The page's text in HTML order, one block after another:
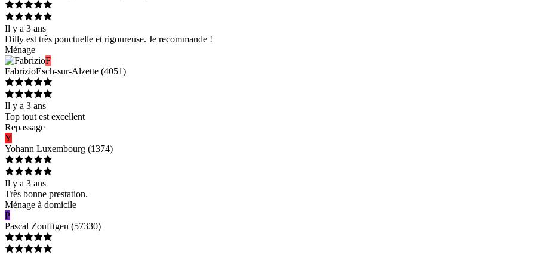
Il y a 3 ans
Dilly est très ponctuelle et rigoureuse. Je recommande !
Ménage
F
FabrizioEsch-sur-Alzette (4051)
Il y a 3 ans
Top tout est excellent
Repassage
Y
Yohann Luxembourg (1374)
Il y a 3 ans
Très bonne prestation.
Ménage à domicile
P
Pascal Zoufftgen (57330)